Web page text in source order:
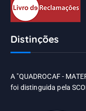
Distinções
A "QUADROCAF -
foi distinguida pela